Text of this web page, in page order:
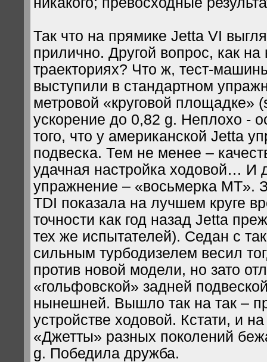
Так что на прямике Jetta VI
прилично. Другой вопрос, как
траекториях? Что ж, тест-
выступили в стандартном
метровой «круговой площадке»
ускорение до 0,82 g. Неплохо -
того, что у американской Jetta
подвеска. Тем не менее –
удачная настройка ходовой… И
упражнение – «восьмерка MT».
TDI показала на лучшем круге
точности как год назад Jetta
тех же испытателей). Седан с
сильным турбодизелем весил
против новой модели, но зато
«гольфовской» задней
нынешней. Вышло так на так –
устройстве ходовой. Кстати, и
«Джетты» разных поколений
g. Победила дружба.